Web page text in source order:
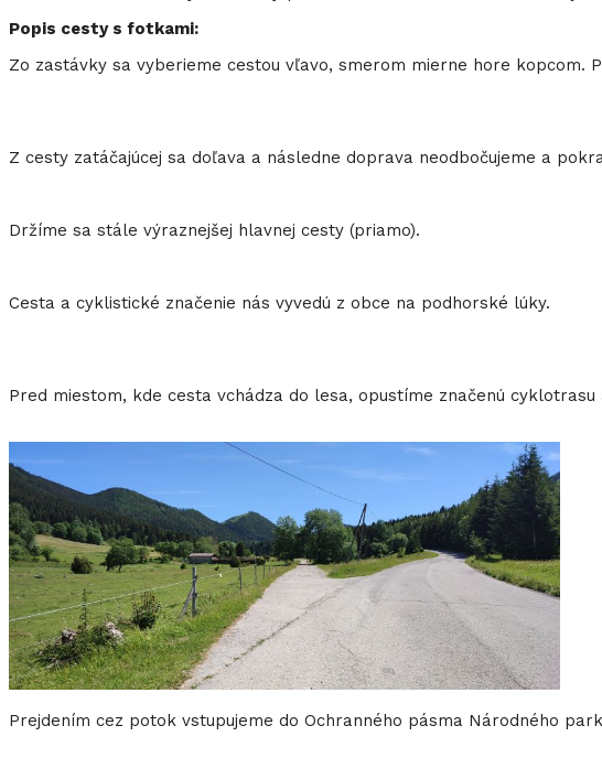
Popis cesty s fotkami:
Zo zastávky sa vyberieme cestou vľavo, smerom mierne hore kopcom.
Z cesty zatáčajúcej sa doľava a následne doprava neodbočujeme a
Držíme sa stále výraznejšej hlavnej cesty (priamo).
Cesta a cyklistické značenie nás vyvedú z obce na podhorské lúky.
Pred miestom, kde cesta vchádza do lesa, opustíme značenú
Prejdením cez potok vstupujeme do Ochranného pásma Národného